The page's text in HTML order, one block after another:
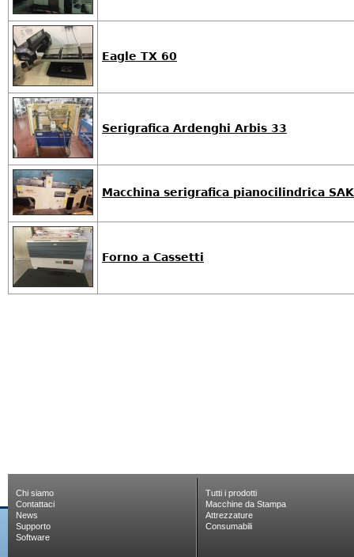
Eagle TX 60
Serigrafica Ardenghi Arbis 33
Macchina serigrafica pianocilindrica
Forno a Cassetti
Chi siamo
Contattaci
News
Supporto
Software
Tutti i prodotti
Macchine da Stampa
Attrezzature
Consumabili